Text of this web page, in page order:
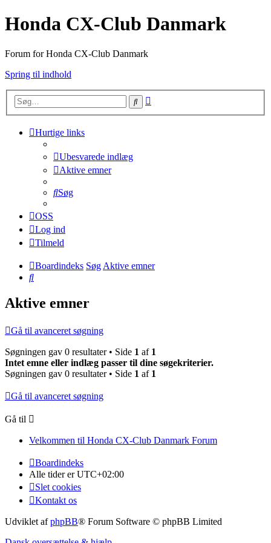
Honda CX-Club Danmark
Forum for Honda CX-Club Danmark
Spring til indhold
Søg
Hurtige links
Ubesvarede indlæg
Aktive emner
Søg
OSS
Log ind
Tilmeld
Boardindeks SøgAktive emner
Søg
Aktive emner
Gå til avanceret søgning
Søgningen gav 0 resultater • Side 1 af 1
Intet emne eller indlæg passer til dine søgekriterier.
Søgningen gav 0 resultater • Side 1 af 1
Gå til avanceret søgning
Gå til
Velkommen til Honda CX-Club Danmark Forum
Boardindeks
Alle tider erUTC+02:00
Slet cookies
Kontakt os
Udviklet afphpBB® Forum Software © phpBB Limited